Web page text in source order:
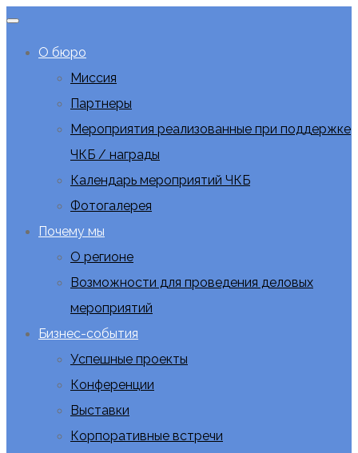
О бюро
Миссия
Партнеры
Мероприятия реализованные при поддержке
ЧКБ / награды
Календарь мероприятий ЧКБ
Фотогалерея
Почему мы
О регионе
Возможности для проведения деловых
мероприятий
Бизнес-события
Успешные проекты
Конференции
Выставки
Корпоративные встречи